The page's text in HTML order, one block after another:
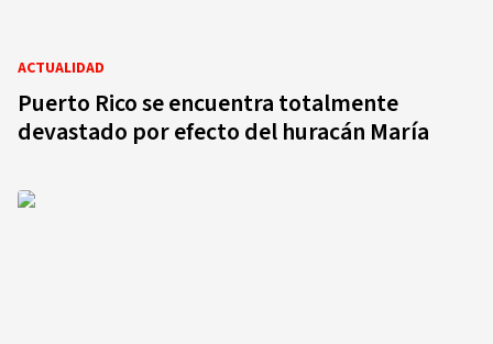
ACTUALIDAD
Puerto Rico se encuentra totalmente
devastado por efecto del huracán María